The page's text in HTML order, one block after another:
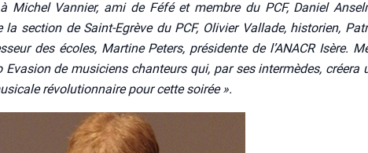
Michel Van­nier, ami de Féfé et membre du PCF, Daniel
la sec­tion de Saint-Egrève du PCF, Oli­vier Val­lade, his­to­rien,
des écoles, Mar­tine Peters, pré­si­dente de l’A­NA­CR Isère.
Eva­sion de musi­ciens chan­teurs qui, par ses inter­mèdes, crée­ra
révo­lu­tion­naire pour cette soi­rée ».